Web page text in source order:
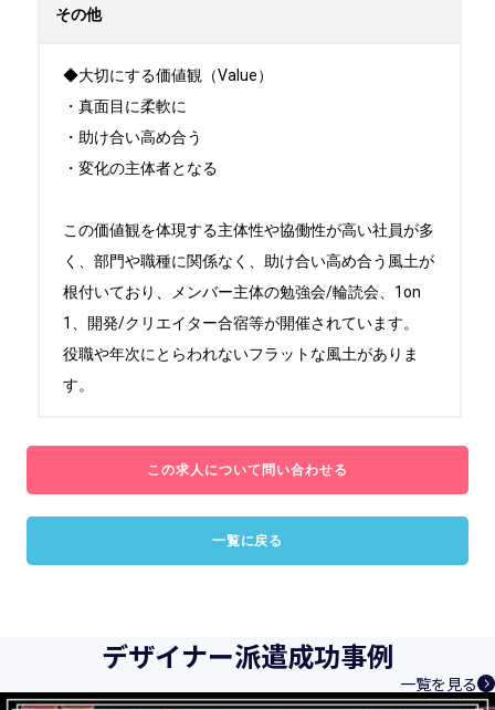
その他
◆大切にする価値観（Value）
・真面目に柔軟に
・助け合い高め合う
・変化の主体者となる
この価値観を体現する主体性や協働性が高い社員が多
く、部門や職種に関係なく、助け合い高め合う風土が
根付いており、メンバー主体の勉強会/輪読会、1on
1、開発/クリエイター合宿等が開催されています。
役職や年次にとらわれないフラットな風土がありま
す。
この求人について問い合わせる
一覧に戻る
デザイナー派遣成功事例
一覧を見る